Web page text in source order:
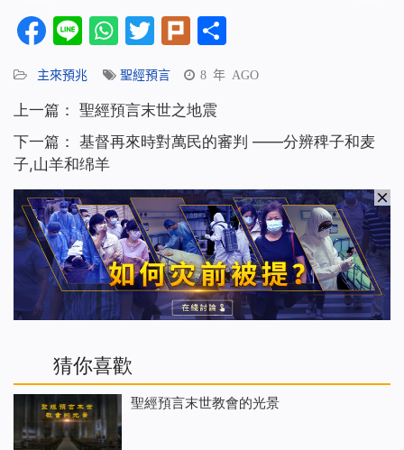
Facebook
LineWhatsApp
Twitter
Plurk
主來預兆 聖經預言 8 年 AGO
上一篇： 聖經預言末世之地震
下一篇： 基督再來時對萬民的審判 ——分辨稗子和麦
子,山羊和绵羊
猜你喜歡
聖經預言末世教會的光景